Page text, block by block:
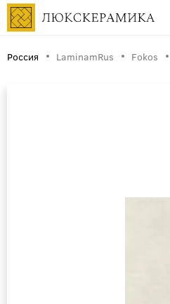
Россия LaminamRus Fokos